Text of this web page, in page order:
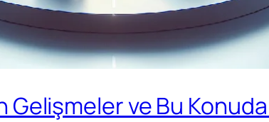
ve Bu Konuda